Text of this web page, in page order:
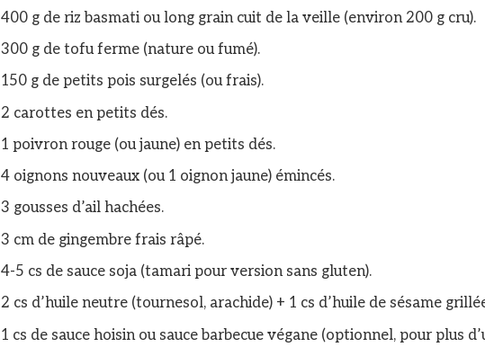
400 g de riz basmati ou long grain cuit de la veille (environ 200 g cru).
300 g de tofu ferme (nature ou fumé).
150 g de petits pois surgelés (ou frais).
2 carottes en petits dés.
1 poivron rouge (ou jaune) en petits dés.
4 oignons nouveaux (ou 1 oignon jaune) émincés.
3 gousses d’ail hachées.
3 cm de gingembre frais râpé.
4-5 cs de sauce soja (tamari pour version sans gluten).
2 cs d’huile neutre (tournesol, arachide) + 1 cs d’huile de sésame
1 cs de sauce hoisin ou sauce barbecue végane (optionnel, pour plus